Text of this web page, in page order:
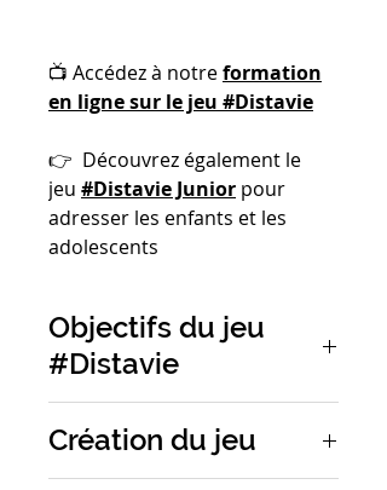
📺 Accédez à notreformation
en ligne sur le jeu #Distavie
👉 Découvrez également le
jeu #Distavie Junior pour
adresser les enfants et les
adolescents
Objectifs du jeu
#Distavie
échanges bienveillant, mieux se
connaitre pour mieux se
Création du jeu